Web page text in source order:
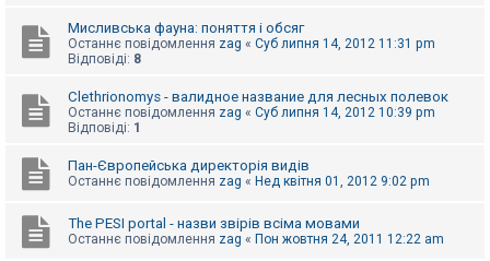
к
и
н
т
м
Мисливська фауна: поняття і обсяг
Останнє повідомлення zag « Суб липня 14, 2012 11:31 pm
Відповіді: 8
Clethrionomys - валидное название для лесных полевок
Останнє повідомлення zag « Суб липня 14, 2012 10:39 pm
Відповіді: 1
Пан-Європейська директорія видів
Останнє повідомлення zag « Нед квітня 01, 2012 9:02 pm
The PESI portal - назви звірів всіма мовами
Останнє повідомлення zag « Пон жовтня 24, 2011 12:22 am